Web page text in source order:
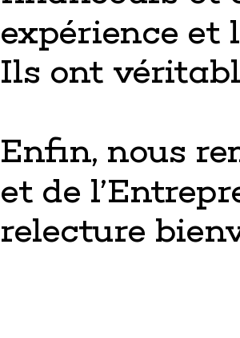
expérience et l
Ils ont véritab
Enﬁn, nous re
et de l’Entrepr
relecture bien